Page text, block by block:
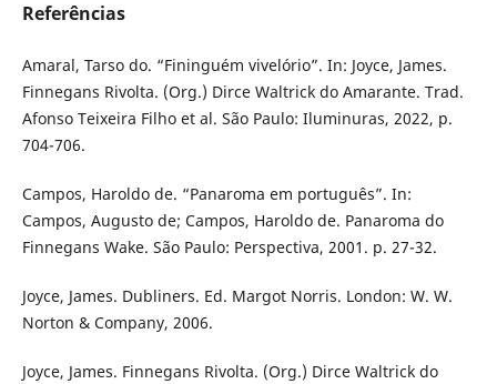
Referências
Amaral, Tarso do. “Fininguém vivelório”. In: Joyce, James.
Finnegans Rivolta. (Org.) Dirce Waltrick do Amarante. Trad.
Afonso Teixeira Filho et al. São Paulo: Iluminuras, 2022, p.
704-706.
Campos, Haroldo de. “Panaroma em português”. In:
Campos, Augusto de; Campos, Haroldo de. Panaroma do
Finnegans Wake. São Paulo: Perspectiva, 2001. p. 27-32.
Joyce, James. Dubliners. Ed. Margot Norris. London: W. W.
Norton & Company, 2006.
Joyce, James. Finnegans Rivolta. (Org.) Dirce Waltrick do